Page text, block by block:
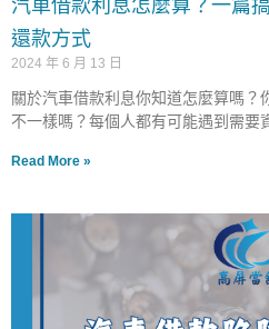
汽車借款利息怎麼算？一篇
還款方式
2024 年 6 月 13 日
關於汽車借款利息你知道怎麼算嗎
不一樣嗎？每個人都有可能遇到需要
Read More »